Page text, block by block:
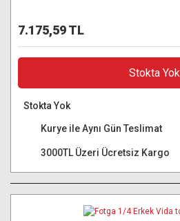
7.175,59 TL
Stokta Yok
Stokta Yok
Kurye ile Aynı Gün Teslimat
3000TL Üzeri Ücretsiz Kargo